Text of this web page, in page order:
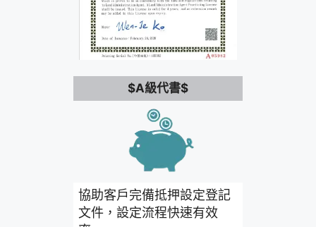
$A級代書$
協助客戶完備抵押設定登記
文件，設定流程快速有效